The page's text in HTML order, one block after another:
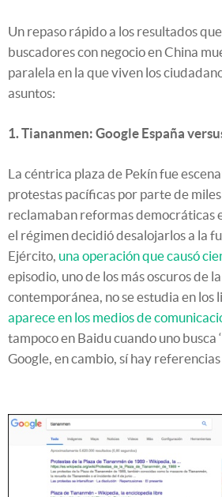
Un repaso rápido a los resultados
buscadores con negocio en China
paralela en la que viven los
asuntos:
1. Tiananmen: Google España
La céntrica plaza de Pekín fue
protestas pacíficas por parte de
reclamaban reformas democráticas
el régimen decidió desalojarlos a la
Ejército, una operación que causó
episodio, uno de los más oscuros de
contemporánea, no se estudia en los
aparece en los medios de
tampoco en Baidu cuando uno busca
Google, en cambio, sí hay